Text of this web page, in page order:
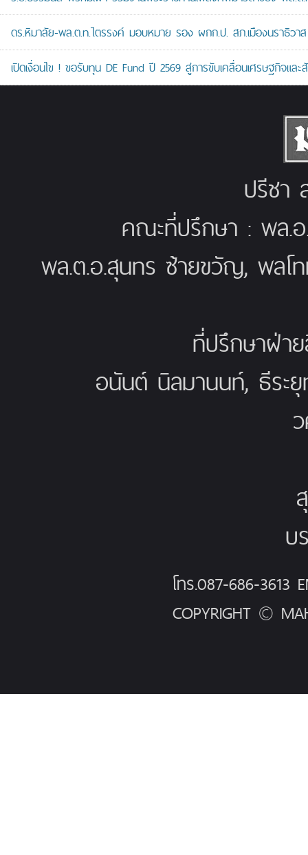
ดร.หิมาลัย-พล.ต.ท.ไตรรงค์ มอบหมาย รอง ผกก.ป. สภ.เมืองนราธิว
เปิดเงื่อนไข ! ขอรับทุน DE Fund ปี 2569 สู่การขับเคลื่อนเศรษฐกิจแล
ปรีชา
คณะที่ปรึกษา : พล.
พล.ต.อ.สุนทร ซ้ายขวัญ, พล
ที่ปรึกษาฝ่า
อนันต์ นิลมานนท์, ธีร
บ
โทร.087-686-3613
COPYRIGHT ©